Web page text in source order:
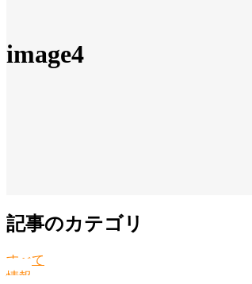
image4
記事のカテゴリ
すべて
情報